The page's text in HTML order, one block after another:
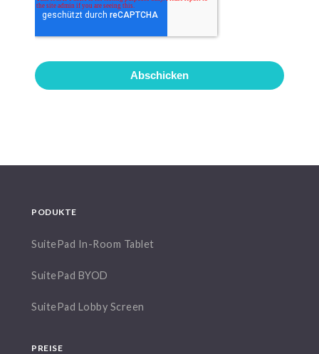
PODUKTE
SuitePad In-Room Tablet
SuitePad BYOD
SuitePad Lobby Screen
PREISE